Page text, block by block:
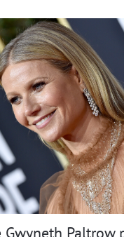
Gwyneth Paltrow